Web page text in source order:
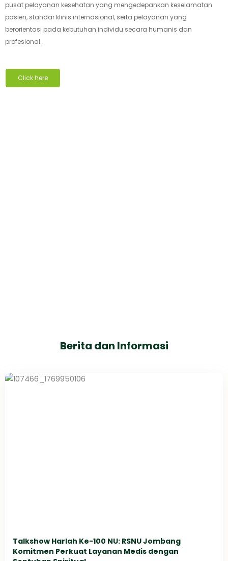
pusat pelayanan kesehatan yang mengedepankan keselamatan
pasien, standar klinis internasional, serta pelayanan yang
berorientasi pada kebutuhan individu secara humanis dan
profesional.
Click here
Berita dan Informasi
Talkshow Harlah Ke-100 NU: RSNU Jombang
Komitmen Perkuat Layanan Medis dengan